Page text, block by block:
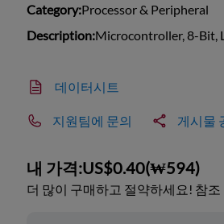
Category:Processor & Peripheral
Description:Microcontroller, 8-Bit,
데이터시트
지원팀에 문의 게시물
내 가격:US$0.40(₩594)
더 많이 구매하고 절약하세요! 참조